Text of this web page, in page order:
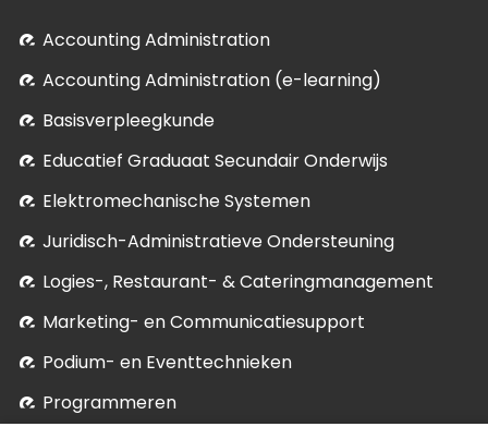
Accounting Administration
Accounting Administration (e-learning)
Basisverpleegkunde
Educatief Graduaat Secundair Onderwijs
Elektromechanische Systemen
Juridisch-Administratieve Ondersteuning
Logies-, Restaurant- & Cateringmanagement
Marketing- en Communicatiesupport
Podium- en Eventtechnieken
Programmeren